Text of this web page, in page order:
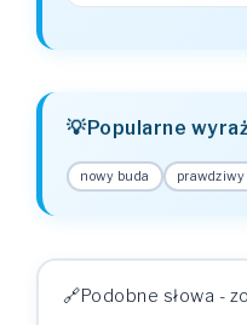
Popularne
nowy buda prawdziwy
Podobne słowa -